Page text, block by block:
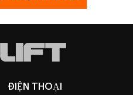
ĐIỆN THOẠI